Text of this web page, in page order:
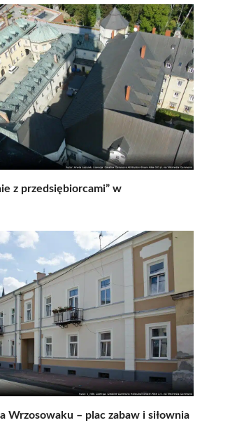
z przedsiębiorcami” w
Wrzosowaku – plac zabaw i siłownia